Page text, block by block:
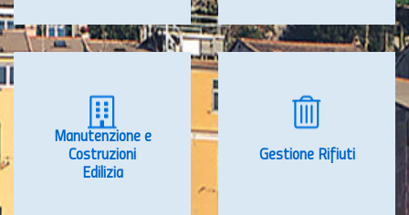
Manutenzione e
Costruzioni
Edilizia
Gestione Rifiuti